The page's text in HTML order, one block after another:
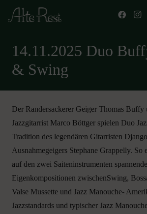
14.11.2025 Duo
& Swing
Der Randersackerer Geiger Thomas Buffy
Jazzgitarrist Marco Böttger spielen Duo
Tradition des legendären Gitarristen
Ausnahmegeigers Stephane Grappelly. So
auf den zwei Saiteninstrumenten spannende
Eigenkompositionen zwischenSwing,
Valse Mussette und Jazz Manouche-
Jazzstandards und typischer Jazz